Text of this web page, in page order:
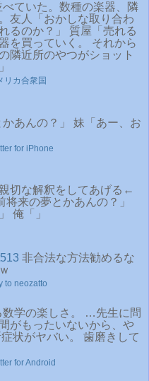
ていた。数種の楽器、隣
友人「おかしな取り合わ
るのか？」 質屋「売れる
を買っていく。 それから
隣近所のやつがショット
リカ合衆国
あんの？」 妹「あー、お
for iPhone
切な解釈をしてあげる←
将来の夢とかあんの？」
俺「」
非合法な方法勧めるな
to neozatto
学の楽しさ。 …先生に問
がもったいないから、や
状がヤバい。 歯磨きして
for Android